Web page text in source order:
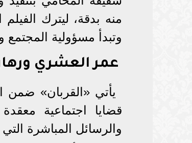
منه بدقة، ليترك
وتبدأ مسؤولية المجتمع
عمر العشري
يأتي «القربان» ضمن
قضايا اجتماعية
والرسائل المباشرة